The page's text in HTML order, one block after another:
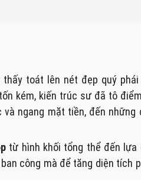
thấy toát lên nét đẹp quý
kém, kiến trúc sư đã tô
ngang mặt tiền, đến những
từ hình khối tổng thể đến lựa
công mà để tăng diện tích